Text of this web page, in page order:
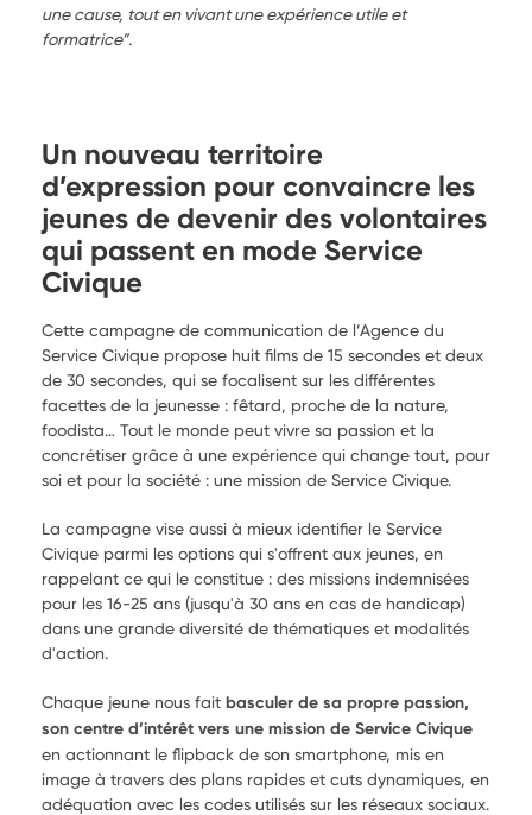
une cause, tout en vivant une expérience utile et
formatrice”.
Un nouveau territoire
d’expression pour convaincre les
jeunes de devenir des volontaires
qui passent en mode Service
Civique
Cette campagne de communication de l’Agence du
Service Civique propose huit films de 15 secondes et deux
de 30 secondes, qui se focalisent sur les différentes
facettes de la jeunesse : fêtard, proche de la nature,
foodista… Tout le monde peut vivre sa passion et la
concrétiser grâce à une expérience qui change tout, pour
soi et pour la société : une mission de Service Civique.
La campagne vise aussi à mieux identifier le Service
Civique parmi les options qui s'offrent aux jeunes, en
rappelant ce qui le constitue : des missions indemnisées
pour les 16-25 ans (jusqu'à 30 ans en cas de handicap)
dans une grande diversité de thématiques et modalités
d'action.
Chaque jeune nous fait basculer de sa propre passion,
son centre d’intérêt vers une mission de Service Civique
en actionnant le flipback de son smartphone, mis en
image à travers des plans rapides et cuts dynamiques, en
adéquation avec les codes utilisés sur les réseaux sociaux.